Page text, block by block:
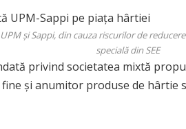
și Sappi, din cauza riscurilor de
specială din SEE
privind societatea mixtă
și anumitor produse de hârtie